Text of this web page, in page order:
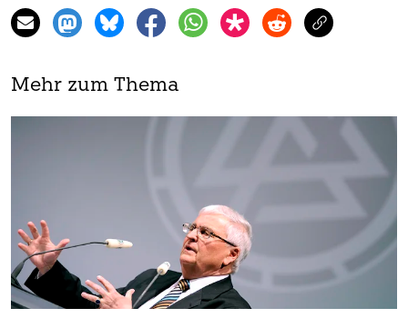
Mehr zum Thema